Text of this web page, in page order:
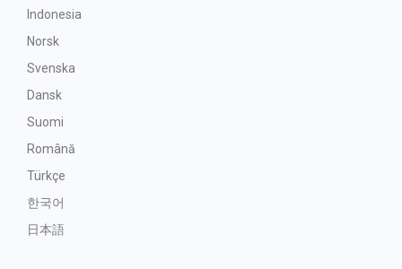
Indonesia
Norsk
Svenska
Dansk
Suomi
Română
Türkçe
한국어
日本語